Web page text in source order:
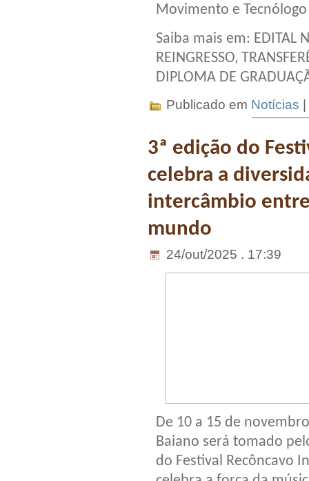
Movimento e
Saiba mais em: EDITAL
REINGRESSO,
DIPLOMA DE
Publicado em Notícias
3ª edição do
celebra a
intercâmbio
mundo
24/out/2025 . 17:39
De 10 a 15 de
Baiano será tomado
do Festival Recôncavo